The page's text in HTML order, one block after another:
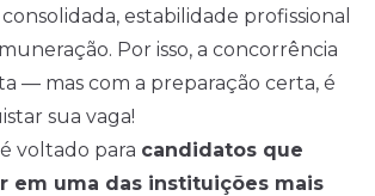
estabilidade profissional
Por isso, a concorrência
— mas com a preparação certa, é
sua vaga!
voltado para candidatos que
em uma das instituições mais